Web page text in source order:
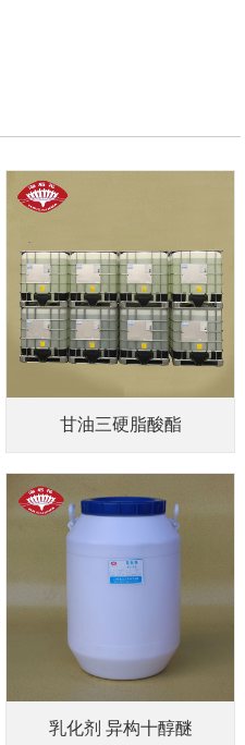
甘油三硬脂酸酯
乳化剂 异构十醇醚